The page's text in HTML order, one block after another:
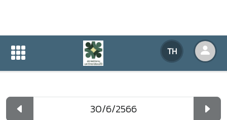
TH
ปฏิทินกิจกรรมของหน่วยงาน
ปฏิทินกิจกรรมของหน่วยงาน